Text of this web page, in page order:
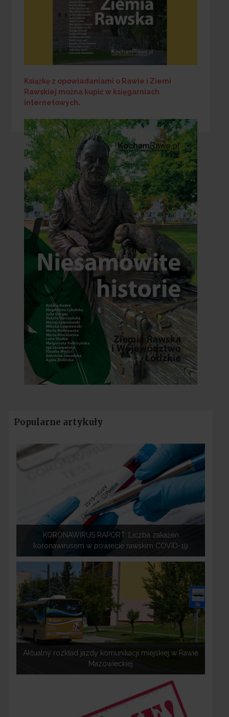
Książkę z opowiadaniami o Rawie i Ziemi
Rawskiej można kupić w księgarniach
internetowych.
Popularne artykuły
KORONAWIRUS RAPORT: Liczba zakażeń
koronawirusem w powiecie rawskim COVID-19
Aktualny rozkład jazdy komunikacji miejskiej w Rawie
Mazowieckiej